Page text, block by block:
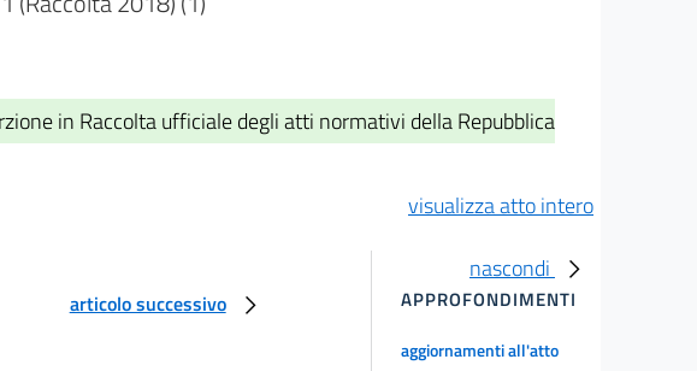
in Raccolta ufficiale degli atti normativi della Repubblica
visualizza atto intero
articolo successivo
nascondi
APPROFONDIMENTI
aggiornamenti all'atto